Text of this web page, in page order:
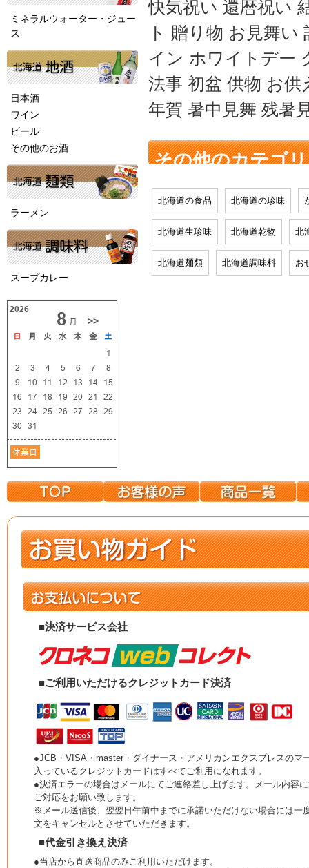
快気祝い 還暦祝い
ト 贈り物 お見舞
イン ホワイトデー
法事 初盆 供物 お供
年賀 暑中見舞 残暑
その他のカテゴリ
北海道の食品 北海道の珍味
北海道生珍味 北海道乾物 北
北海道麺類 北海道調味料 お
ミネラルウォーター・ジュー
ス
日本酒
ワイン
ビール
その他のお酒
ラーメン
スープカレー
■決済サービス会社
■ご利用いただけるクレジットカード決済
●JCB・VISA・master・ダイナース・アメリカンエクスプレスのマ
入っているクレジットカードはすべてご利用になれます。
●決済エラーの場合はメールにてご連絡差し上げます。メール内容
ご対応をお願い致します。
※メール送信後、翌翌日午前中までに承諾いただけない場合には一
文をキャンセルとさせていただきます。
■代金引き換え決済
●当店から直送商品のみご利用いただけます。